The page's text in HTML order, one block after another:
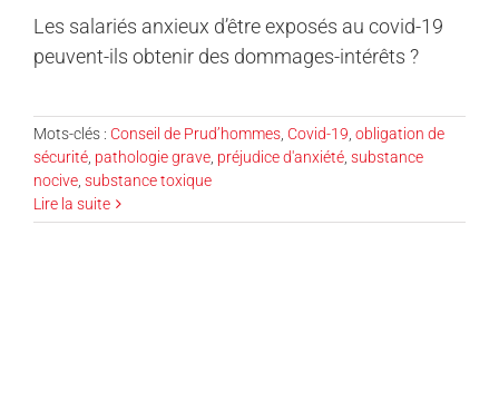
Les salariés anxieux d’être exposés au covid-19
peuvent-ils obtenir des dommages-intérêts ?
Mots-clés : Conseil de Prud’hommes Covid-19 obligation de
sécurité pathologie grave préjudice d'anxiété substance
nocive substance toxique
Lire la suite